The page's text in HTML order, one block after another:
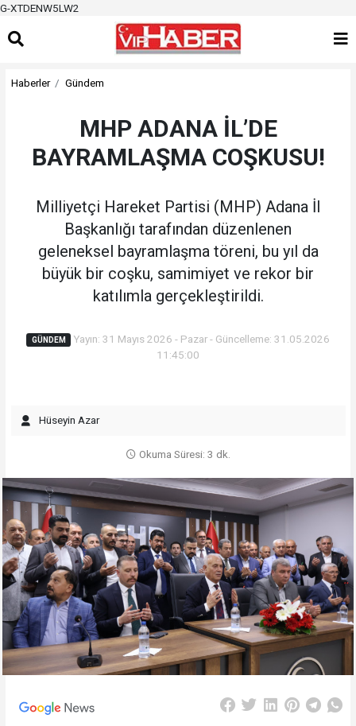
G-XTDENW5LW2
Haberler Gündem
MHP ADANA İL’DE
BAYRAMLAŞMA COŞKUSU!
Milliyetçi Hareket Partisi (MHP) Adana İl
Başkanlığı tarafından düzenlenen
geleneksel bayramlaşma töreni, bu yıl da
büyük bir coşku, samimiyet ve rekor bir
katılımla gerçekleştirildi.
GÜNDEM
Yayın: 31 Mayıs 2026 - Pazar - Güncelleme: 31.05.2026
11:45:00
Hüseyin Azar
Okuma Süresi: 3 dk.